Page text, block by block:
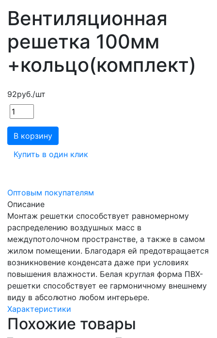
Вентиляционная
решетка 100мм
+кольцо(комплект)
92руб./шт
В корзину
Купить в один клик
Оптовым покупателям
Описание
Монтаж решетки способствует равномерному
распределению воздушных масс в
междупотолочном пространстве, а также в самом
жилом помещении. Благодаря ей предотвращается
возникновение конденсата даже при условиях
повышения влажности. Белая круглая форма ПВХ-
решетки способствует ее гармоничному внешнему
виду в абсолютно любом интерьере.
Характеристики
Похожие товары